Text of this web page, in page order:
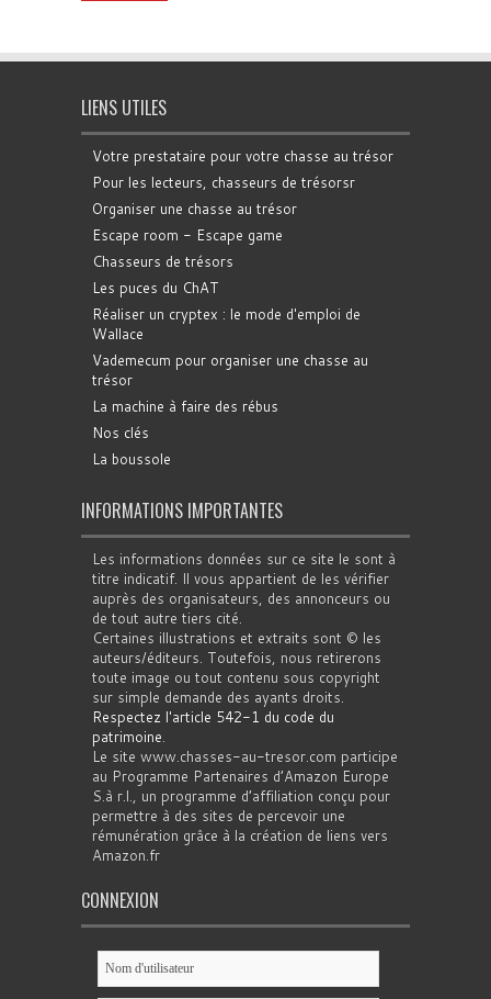
LIENS UTILES
Votre prestataire pour votre chasse au trésor
Pour les lecteurs, chasseurs de trésorsr
Organiser une chasse au trésor
Escape room - Escape game
Chasseurs de trésors
Les puces du ChAT
Réaliser un cryptex : le mode d'emploi de
Wallace
Vademecum pour organiser une chasse au
trésor
La machine à faire des rébus
Nos clés
La boussole
INFORMATIONS IMPORTANTES
Les informations données sur ce site le sont à
titre indicatif. Il vous appartient de les vérifier
auprès des organisateurs, des annonceurs ou
de tout autre tiers cité.
Certaines illustrations et extraits sont © les
auteurs/éditeurs. Toutefois, nous retirerons
toute image ou tout contenu sous copyright
sur simple demande des ayants droits.
Respectez l'article 542-1 du code du
patrimoine.
Le site www.chasses-au-tresor.com participe
au Programme Partenaires d’Amazon Europe
S.à r.l., un programme d’affiliation conçu pour
permettre à des sites de percevoir une
rémunération grâce à la création de liens vers
Amazon.fr
CONNEXION